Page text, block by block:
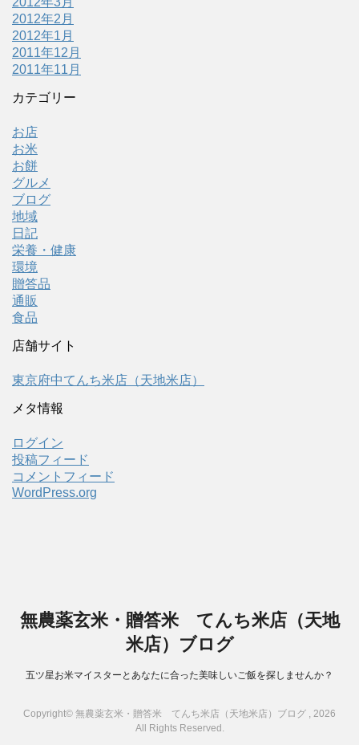
2012年2月
2012年1月
2011年12月
2011年11月
カテゴリー
お店
お米
お餅
グルメ
ブログ
地域
日記
栄養・健康
環境
贈答品
通販
食品
店舗サイト
東京府中てんち米店（天地米店）
メタ情報
ログイン
投稿フィード
コメントフィード
WordPress.org
無農薬玄米・贈答米 てんち米店（天地
米店）ブログ
五ツ星お米マイスターとあなたに合った美味しいご飯を探しませんか？
Copyright© 無農薬玄米・贈答米 てんち米店（天地米店）ブログ , 2026
All Rights Reserved.